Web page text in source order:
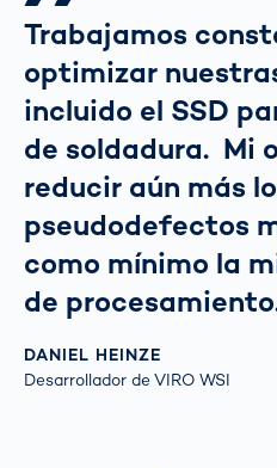
Trabajamos
optimizar
incluido el SSD
de soldadura. Mi
reducir aún más
pseudodefectos
como mínimo la
de
DANIEL HEINZE
Desarrollador de VIRO WSI